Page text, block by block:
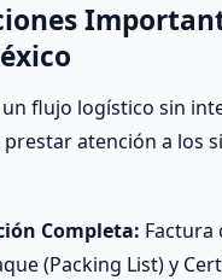
flujo logístico sin
atención a los
Completa: Factura
(Packing List) y